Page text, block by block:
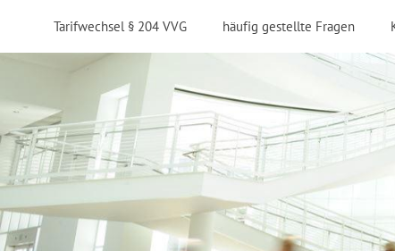
Tarifwechsel § 204 VVG häufig gestellte Fragen